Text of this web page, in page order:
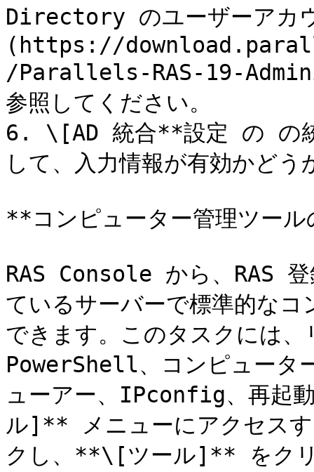
Directory のユーザーアカ
(https://
/Parallels-RAS-19-
参照してください。
6. \[AD 統合**設定 の の
して、入力情報が有効かど
**コンピューター管理ツー
RAS Console から、RAS
ているサーバーで標準的な
できます。このタスクには
PowerShell、コンピュータ
ューアー、IPconfig、再起
ル]** メニューにアクセス
クし、**\[ツール]** をクリ